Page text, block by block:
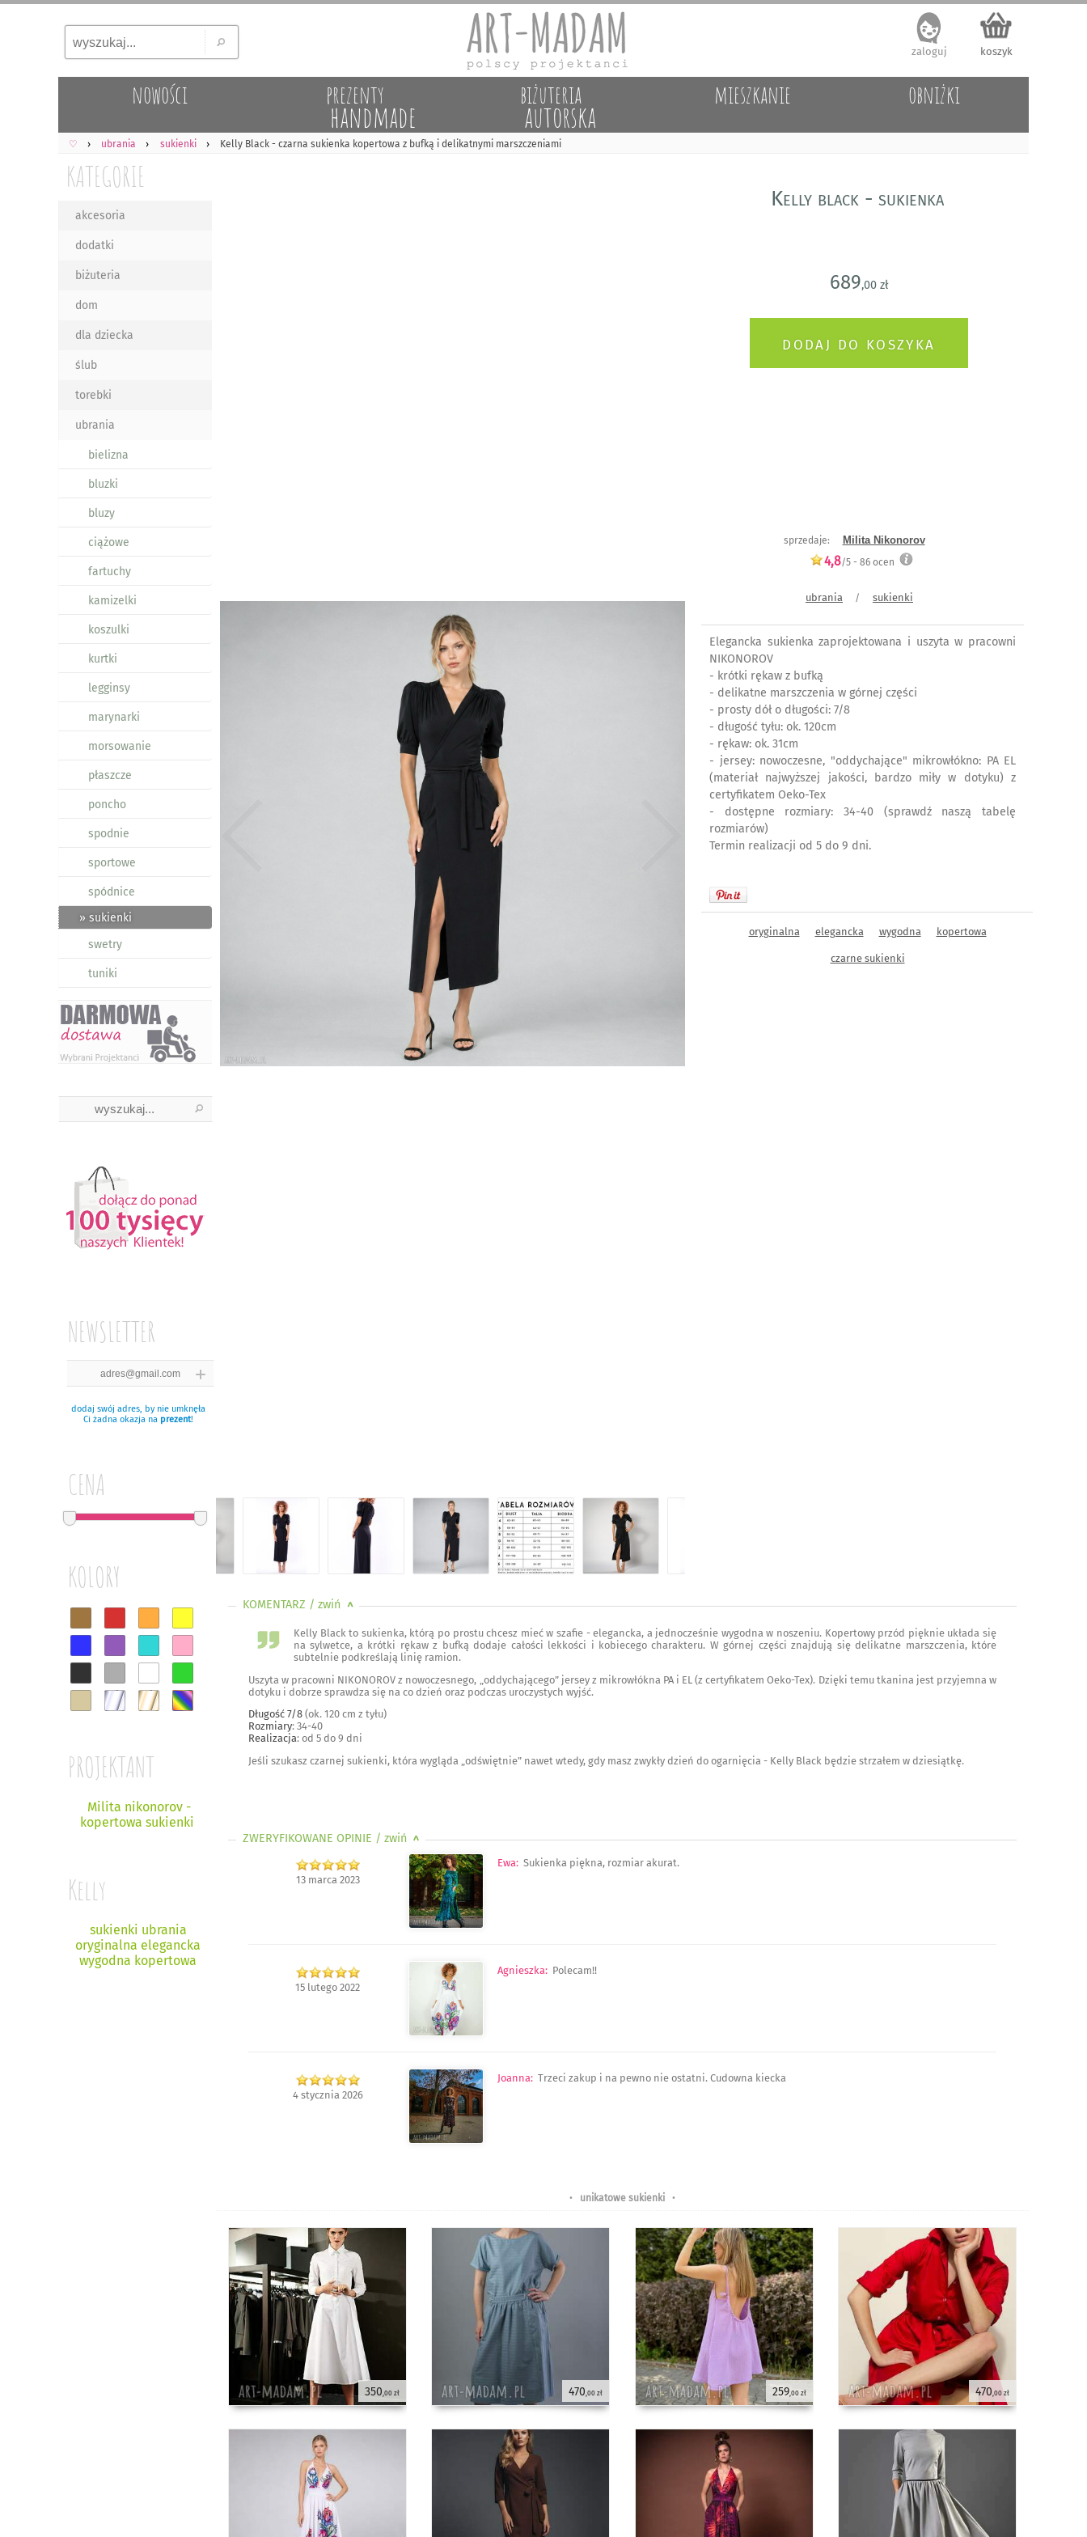
koszyk
zaloguj
nowości prezenty
handmade
biżuteria
autorska
mieszkanie obniżki
♡ ubrania sukienki Kelly Black - czarna sukienka kopertowa z bufką i delikatnymi marszczeniami
KATEGORIE
akcesoria
dodatki
biżuteria
dom
dla dziecka
ślub
torebki
ubrania
bielizna
bluzki
bluzy
ciążowe
fartuchy
kamizelki
koszulki
kurtki
legginsy
marynarki
morsowanie
płaszcze
poncho
spodnie
sportowe
spódnice
» sukienki
swetry
tuniki
NEWSLETTER
dodaj swój adres, by nie umknęła
Ci żadna okazja na prezent!
CENA
KOLORY
PROJEKTANT
Milita nikonorov -
kopertowa sukienki
Kelly
sukienki ubrania
oryginalna elegancka
wygodna kopertowa
Kelly black - sukienka
689,00 zł
sprzedaje: Milita Nikonorov
4,8/5 - 86 ocen
ubrania / sukienki
Elegancka sukienka zaprojektowana i uszyta w pracowni
NIKONOROV
- krótki rękaw z bufką
- delikatne marszczenia w górnej części
- prosty dół o długości: 7/8
- długość tyłu: ok. 120cm
- rękaw: ok. 31cm
- jersey: nowoczesne, "oddychające" mikrowłókno: PA EL
(materiał najwyższej jakości, bardzo miły w dotyku) z
certyfikatem Oeko-Tex
- dostępne rozmiary: 34-40 (sprawdź naszą tabelę
rozmiarów)
Termin realizacji od 5 do 9 dni.
oryginalna elegancka wygodna kopertowa
czarne sukienki
KOMENTARZ / zwiń <
Kelly Black to sukienka, którą po prostu chcesz mieć w szafie - elegancka, a jednocześnie wygodna w noszeniu. Kopertowy przód pięknie układa się
na sylwetce, a krótki rękaw z bufką dodaje całości lekkości i kobiecego charakteru. W górnej części znajdują się delikatne marszczenia, które
subtelnie podkreślają linię ramion.
Uszyta w pracowni NIKONOROV z nowoczesnego, „oddychającego” jersey z mikrowłókna PA i EL (z certyfikatem Oeko-Tex). Dzięki temu tkanina jest przyjemna w
dotyku i dobrze sprawdza się na co dzień oraz podczas uroczystych wyjść.
Długość 7/8 (ok. 120 cm z tyłu)
Rozmiary: 34-40
Realizacja: od 5 do 9 dni
Jeśli szukasz czarnej sukienki, która wygląda „odświętnie” nawet wtedy, gdy masz zwykły dzień do ogarnięcia - Kelly Black będzie strzałem w dziesiątkę.
ZWERYFIKOWANE OPINIE / zwiń >
13 marca 2023
Ewa: Sukienka piękna, rozmiar akurat.
15 lutego 2022
Agnieszka: Polecam!!
4 stycznia 2026
Joanna: Trzeci zakup i na pewno nie ostatni. Cudowna kiecka
• unikatowe sukienki •
350,00 zł 470,00 zł 259,00 zł 470,00 zł